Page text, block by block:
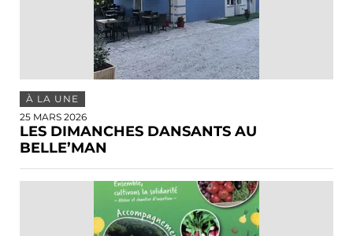
LES DIMANCHES DANSANTS AU
BELLE’MAN
25 MARS 2026
À LA UNE